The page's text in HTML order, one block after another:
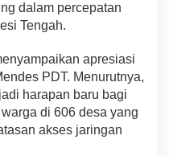
dalam percepatan
Tengah.
apresiasi
PDT. Menurutnya,
harapan baru bagi
di 606 desa yang
akses jaringan